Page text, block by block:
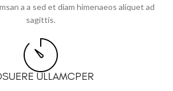
a a sed et diam himenaeos aliquet ad
sagittis.
ULLAMCPER